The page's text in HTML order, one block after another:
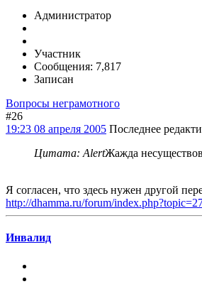
Администратор
Участник
Сообщения: 7,817
Записан
Вопросы неграмотного
#26
19:23 08 апреля 2005 Последнее
Цитата: AlertЖажда
Я согласен, что здесь нужен другой
http://dhamma.ru/forum/
Инвалид